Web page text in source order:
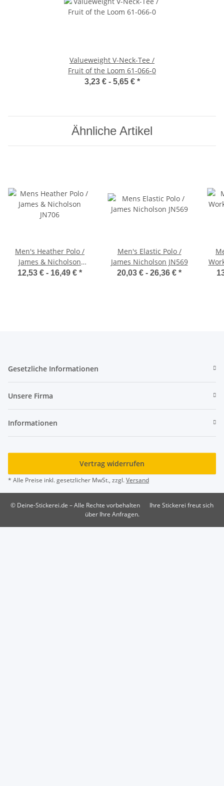
Valueweight V-Neck-Tee /
Fruit of the Loom 61-066-0
3,23 € - 5,65 € *
Ähnliche Artikel
Men's Heather Polo /
James & Nicholson
JN706
12,53 € - 16,49 € *
Men's Elastic Polo /
James Nicholson JN569
20,03 € - 26,36 € *
&
Gesetzliche Informationen
Unsere Firma
Informationen
Vertrag widerrufen
* Alle Preise inkl. gesetzlicher MwSt., zzgl.Versand
© Deine-Stickerei.de – Alle Rechte vorbehalten
Ihre Stickerei freut sich
über Ihre Anfragen.